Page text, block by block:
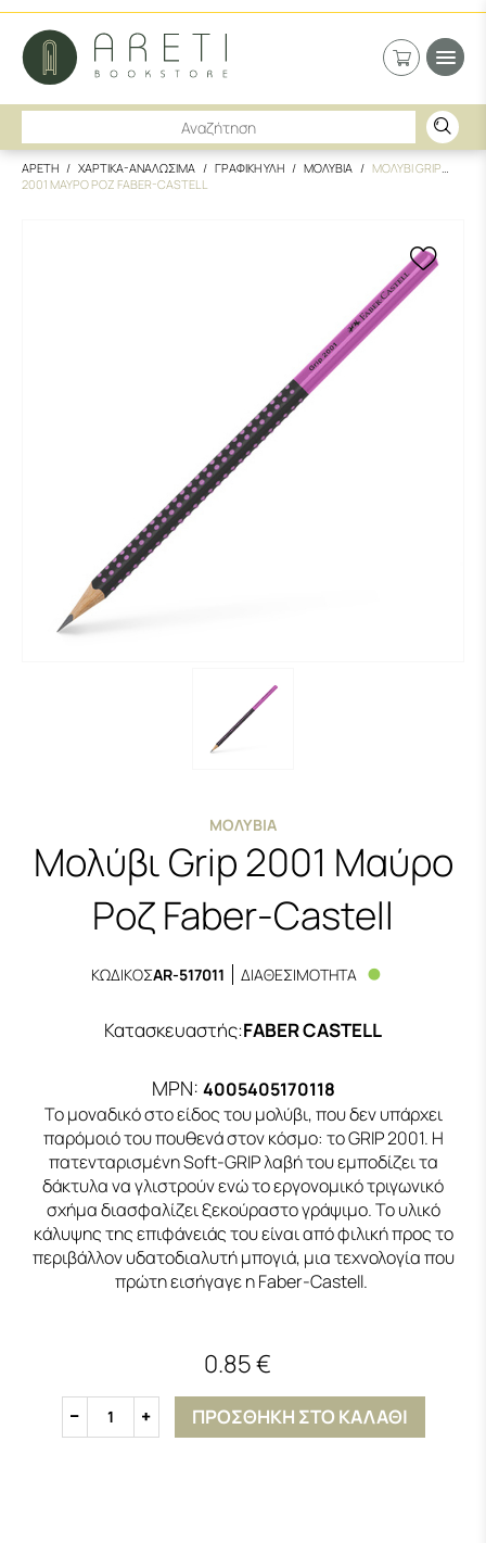
ΑΡΕΤΗ ΧΑΡΤΙΚΑ-ΑΝΑΛΩΣΙΜΑ ΓΡΑΦΙΚΗ ΥΛΗ ΜΟΛΥΒΙΑ
ΜΟΛΥΒΙ GRIP
2001 ΜΑΥΡΟ ΡΟΖ FABER-CASTELL
ΜΟΛΎΒΙΑ
Μολύβι Grip 2001 Μαύρο
Ροζ Faber-Castell
ΚΩΔΙΚΟΣAR-517011 ΔΙΑΘΕΣΙΜΟΤΗΤΑ
Κατασκευαστής:FABER CASTELL
MPN: 4005405170118
Το μοναδικό στο είδος του μολύβι, που δεν υπάρχει
παρόμοιό του πουθενά στον κόσμο: το GRIP 2001. Η
πατενταρισμένη Soft-GRIP λαβή του εμποδίζει τα
δάκτυλα να γλιστρούν ενώ το εργονομικό τριγωνικό
σχήμα διασφαλίζει ξεκούραστο γράψιμο. Το υλικό
κάλυψης της επιφάνειάς του είναι από φιλική προς το
περιβάλλον υδατοδιαλυτή μπογιά, μια τεχνολογία που
πρώτη εισήγαγε η Faber-Castell.
0.85 €
1 ΠΡΟΣΘΗΚΗ ΣΤΟ ΚΑΛΑΘΙ